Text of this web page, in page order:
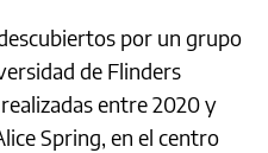
por un grupo
de Flinders
entre 2020 y
Spring, en el centro